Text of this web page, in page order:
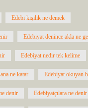
Edebi kişilik ne demek
Edebiyat denince akla ne
Edebiyat nedir tek kelime
ne katar Edebiyat okuyan
denir Edebiyatçılara ne denir